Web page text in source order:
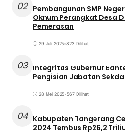
02 Pembangunan SMP
Oknum Perangkat Desa
Pemerasan
29 Juli 2025•823 Dilihat
03 Integritas Gubernur
Pengisian Jabatan Sekda
28 Mei 2025•567 Dilihat
04 Kabupaten Tangerang
2024 Tembus Rp26,2